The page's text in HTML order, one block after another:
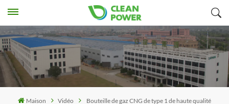
Maison Vidéo Bouteille de gaz CNG de type 1 de haute qualité